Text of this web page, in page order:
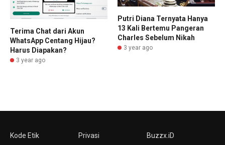
Terima Chat dari Akun
WhatsApp Centang Hijau?
Harus Diapakan?
3 year ago
Putri Diana Ternyata Hanya
13 Kali Bertemu Pangeran
Charles Sebelum Nikah
3 year ago
Kode Etik
Privasi
Buzzx.iD